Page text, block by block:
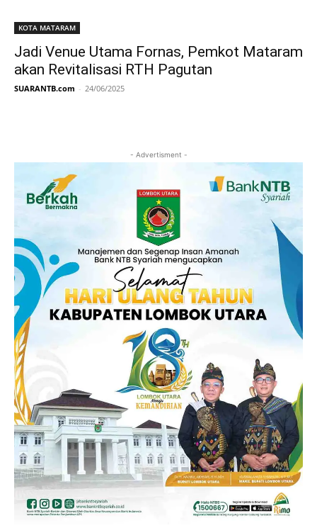
KOTA MATARAM
Jadi Venue Utama Fornas, Pemkot Mataram
akan Revitalisasi RTH Pagutan
SUARANTB.com - 24/06/2025
- Advertisment -